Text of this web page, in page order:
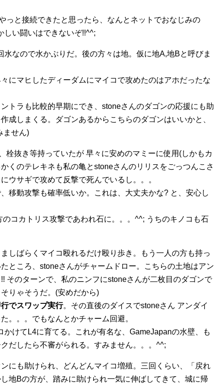
っと接続できたと思ったら、なんとネットでおなじみの
しい闘いはできないぞ!!^^;
なので水かぶりだ。後の方々は地。仮に地A,地Bと呼びま
にマヒしたディーダムにマイコで攻めたのはアホだったな
トラも比較的早期にでき、stoneさんのダゴンの応援にも助
成しまくる。ダゴンあるからこちらのダゴンはいいかと、
ません)
栓抜き等持っていたが 早々に安めのマミーに使用(しかもカ
くのテレキネも私の亀とstoneさんのリリスをごっつんこさ
ウサギで攻めて反撃で死んでいるし。。。
移動攻撃も確率低いか。これは、大丈夫かな? と、安心し
コカトリス攻撃であわれ石に。。。^^; うちのキノコも石
しばらくマイコ殴れるだけ殴り歩き。もう一人の方も持っ
ところ、stoneさんがチャームドロー。こちらの土地はアン
そのターンで、私のニンフにstoneさんが二枚目のダゴンで
りゃそうだ。(安めだから)
行でスワップ実行。その直後のダイスでstoneさん アンダイ
。。。でもなんとかチャーム回避。
けてL4に育てる。これが有名な、GameJapanの水壁、も
だしたら不審がられる。すみません。。。^^;
にも助けられ、どんどんマイコ増殖。三回くらい、「戻れ
地Bの方が、踏みに助けられ一気に伸ばしてきて、城に帰